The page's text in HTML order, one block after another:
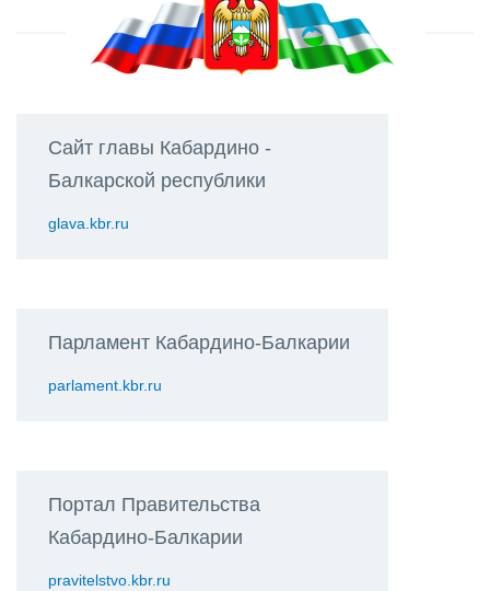
Сайт главы Кабардино -
Балкарской республики
glava.kbr.ru
Парламент Кабардино-Балкарии
parlament.kbr.ru
Портал Правительства
Кабардино-Балкарии
pravitelstvo.kbr.ru